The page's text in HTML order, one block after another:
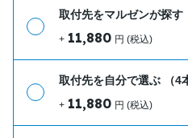
取付先をマルゼンが探す
+ 11,880 円 (税込)
取付先を自分で選ぶ （4
+ 11,880 円 (税込)